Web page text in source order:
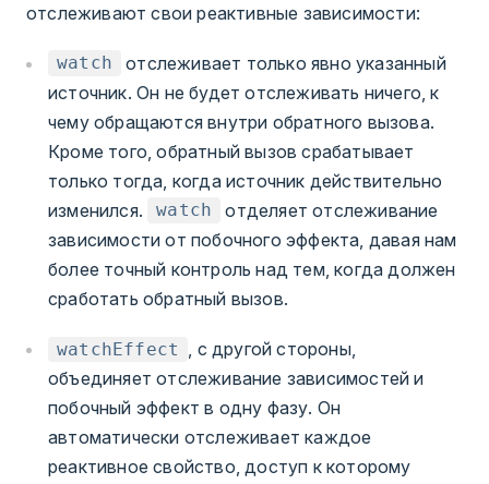
отслеживают свои реактивные зависимости:
watch
отслеживает только явно указанный
источник. Он не будет отслеживать ничего, к
чему обращаются внутри обратного вызова.
Кроме того, обратный вызов срабатывает
только тогда, когда источник действительно
изменился.
watch
отделяет отслеживание
зависимости от побочного эффекта, давая нам
более точный контроль над тем, когда должен
сработать обратный вызов.
watchEffect , с другой стороны,
объединяет отслеживание зависимостей и
побочный эффект в одну фазу. Он
автоматически отслеживает каждое
реактивное свойство, доступ к которому